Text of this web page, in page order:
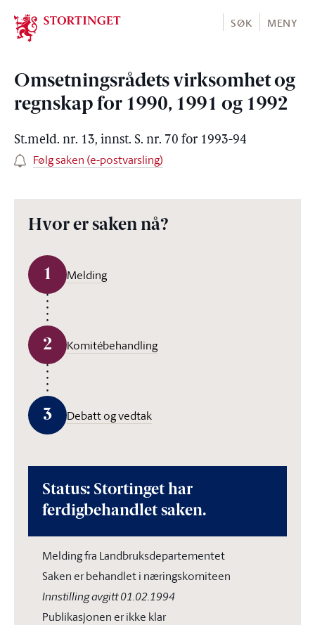
Stortinget.no
SØK MENY
Omsetningsrådets virksomhet og
regnskap for 1990, 1991 og 1992
St.meld. nr. 13, innst. S. nr. 70 for 1993-94
Følg saken (e-postvarsling)
Hvor er saken nå?
1 Melding
2 Komitébehandling
3 Debatt og vedtak
Status: Stortinget har
ferdigbehandlet saken.
Melding fra Landbruksdepartementet
Saken er behandlet i næringskomiteen
Innstilling avgitt 01.02.1994
Publikasjonen er ikke klar